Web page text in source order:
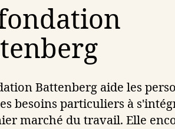
Battenberg aide les
besoins particuliers à
marché du travail. Elle